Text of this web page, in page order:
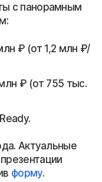
с панорамным
₽ (от 1,2 млн ₽/
₽ (от 755 тыс.
Актуальные
форму.